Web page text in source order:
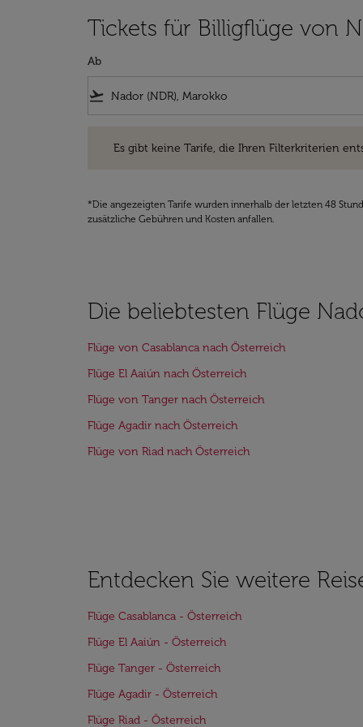
Tickets für Billigflüge von
Ab
flight_takeoff
Es gibt keine Tarife, die Ihren Filterkriterien
*Die angezeigten Tarife wurden innerhalb der letzten 48
zusätzliche Gebühren und Kosten anfallen.
Die beliebtesten Flüge
Flüge von Casablanca nach Österreich
Flüge El Aaiún nach Österreich
Flüge von Tanger nach Österreich
Flüge Agadir nach Österreich
Flüge von Riad nach Österreich
Entdecken Sie weitere
Flüge Casablanca - Österreich
Flüge El Aaiún - Österreich
Flüge Tanger - Österreich
Flüge Agadir - Österreich
Flüge Riad - Österreich